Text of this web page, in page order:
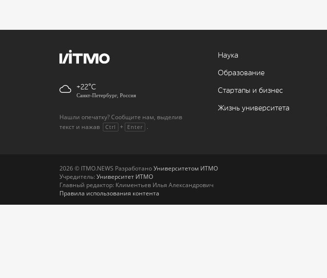
+22
Санкт-Петербург, Россия
Нашли опечатку? Сообщите нам, выделив
текст и нажав
Ctrl + Enter .
Наука
Образование
Стартапы и бизнес
Жизнь университета
2026 © ITMO.NEWS РазработаноУниверситетом ИТМО
Учредитель: Университет ИТМО
Главный редактор: Климентьев Илья Александрович
Правила использования контента